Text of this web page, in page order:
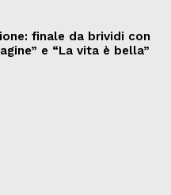
finale da brividi con
e “La vita è bella”